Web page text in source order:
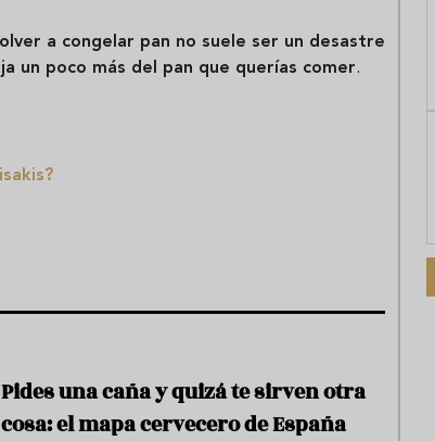
a congelar pan no suele ser un desastre
un poco más del pan que querías comer.
Pides una caña y quizá te sirven otra
cosa: el mapa cervecero de España